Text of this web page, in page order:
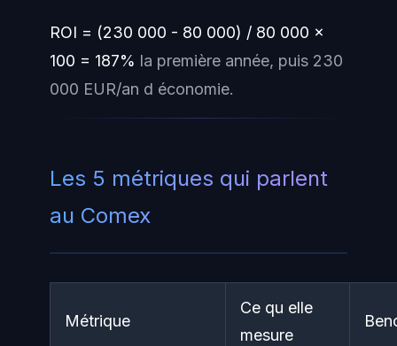
ROI = (230 000 - 80 000) / 80 000 x
100 = 187% la première année, puis 230
000 EUR/an d économie.
Les 5 métriques qui parlent
au Comex
Métrique
Ce qu elle
mesure